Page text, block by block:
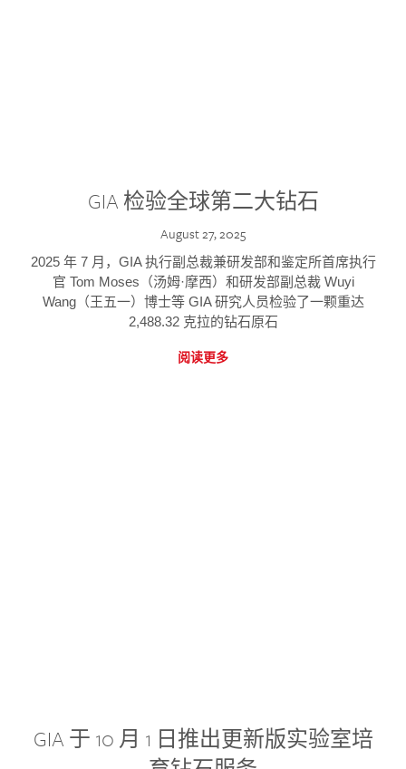
GIA 检验全球第二大钻石
August 27, 2025
2025 年 7 月，GIA 执行副总裁兼研发部和鉴定所首席执行
官 Tom Moses（汤姆·摩西）和研发部副总裁 Wuyi
Wang（王五一）博士等 GIA 研究人员检验了一颗重达
2,488.32 克拉的钻石原石
阅读更多
GIA 于 10 月 1 日推出更新版实验室培